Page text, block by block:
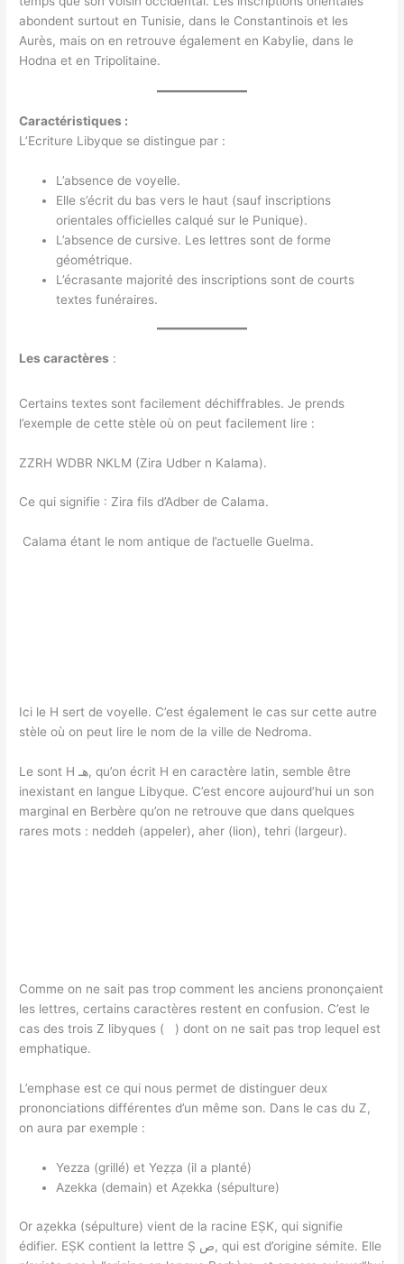
abondent surtout en Tunisie, dans le Constantinois et les
Aurès, mais on en retrouve également en Kabylie, dans le
Hodna et en Tripolitaine.
Caractéristiques :
L’Ecriture Libyque se distingue par :
L’absence de voyelle.
Elle s’écrit du bas vers le haut (sauf inscriptions
orientales officielles calqué sur le Punique).
L’absence de cursive. Les lettres sont de forme
géométrique.
L’écrasante majorité des inscriptions sont de courts
textes funéraires.
Les caractères :
Certains textes sont facilement déchiffrables. Je prends
l’exemple de cette stèle où on peut facilement lire :
ZZRH WDBR NKLM (Zira Udber n Kalama).
Ce qui signifie : Zira fils d’Adber de Calama.
Calama étant le nom antique de l’actuelle Guelma.
Ici le H sert de voyelle. C’est également le cas sur cette autre
stèle où on peut lire le nom de la ville de Nedroma.
Le sont H هـ, qu’on écrit H en caractère latin, semble être
inexistant en langue Libyque. C’est encore aujourd’hui un son
marginal en Berbère qu’on ne retrouve que dans quelques
rares mots : neddeh (appeler), aher (lion), tehri (largeur).
Comme on ne sait pas trop comment les anciens prononçaient
les lettres, certains caractères restent en confusion. C’est le
cas des trois Z libyques ( ) dont on ne sait pas trop lequel est
emphatique.
L’emphase est ce qui nous permet de distinguer deux
prononciations différentes d’un même son. Dans le cas du Z,
on aura par exemple :
Yezza (grillé) et Yeẓẓa (il a planté)
Azekka (demain) et Aẓekka (sépulture)
Or aẓekka (sépulture) vient de la racine EṢK, qui signifie
édifier. EṢK contient la lettre Ṣ ص, qui est d’origine sémite. Elle